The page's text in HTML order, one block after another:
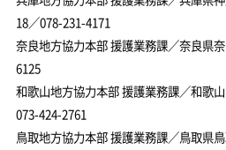
18／078-231-4171
奈良地方協力本部 援護業務課／奈良県
6125
和歌山地方協力本部 援護業務課／和歌
073-424-2761
鳥取地方協力本部 援護業務課／鳥取県